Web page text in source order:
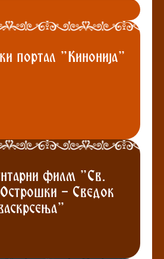
портал "Кинонија"
филм "Св.
Острошки - Сведок